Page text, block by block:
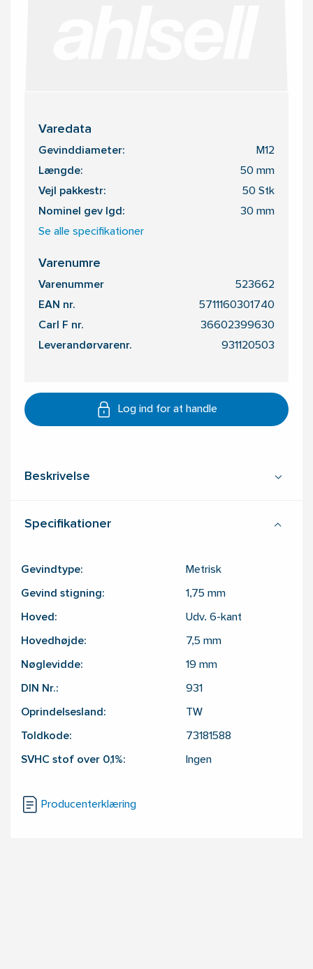
Varedata
Gevinddiameter: M12
Længde: 50 mm
Vejl pakkestr: 50 Stk
Nominel gev lgd: 30 mm
Se alle specifikationer
Varenumre
Varenummer 523662
EAN nr. 5711160301740
Carl F nr. 36602399630
Leverandørvarenr. 931120503
Log ind for at handle
Beskrivelse
Specifikationer
Gevindtype: Metrisk
Gevind stigning: 1,75 mm
Hoved: Udv. 6-kant
Hovedhøjde: 7,5 mm
Nøglevidde: 19 mm
DIN Nr.: 931
Oprindelsesland: TW
Toldkode: 73181588
SVHC stof over 0,1%: Ingen
Producenterklæring